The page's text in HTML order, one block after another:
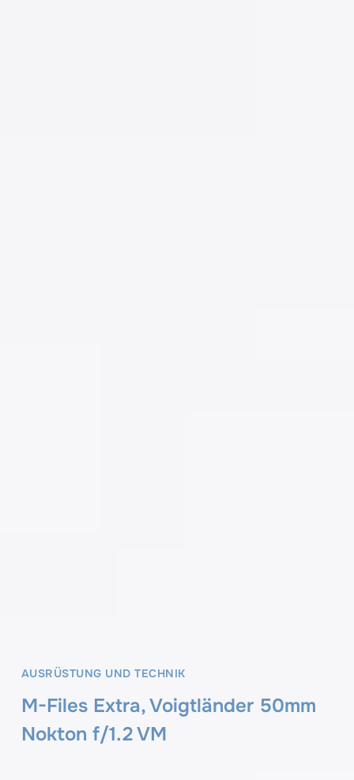
AUSRÜSTUNG UND TECHNIK
M-Files Extra, Voigtländer 50mm
Nokton f/1.2 VM